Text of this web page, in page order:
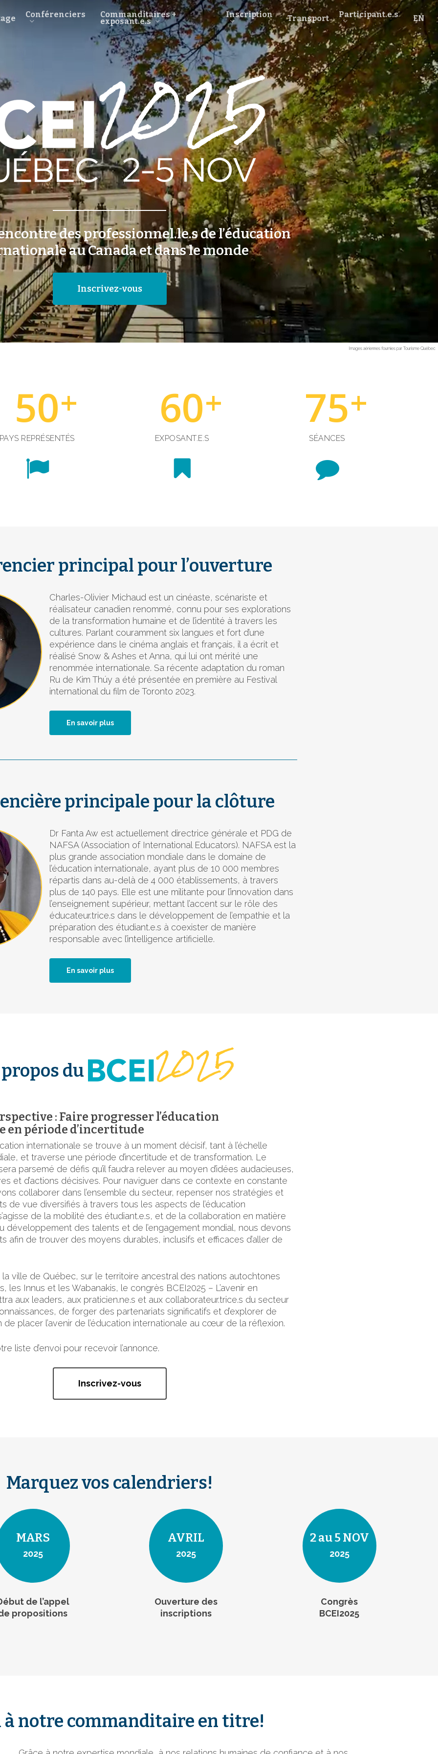
Conférenciers Commanditaires +
exposant.e.s
Inscription Transport Participant.e.s EN
des professionnel.le.s de l’éducation
au Canada et dans le monde
Inscrivez-vous
Images aériennes fournies par Tourisme Québec
50+
REPRÉSENTÉS
60+
EXPOSANT.E.S
75+
SÉANCES
principal pour l’ouverture
Charles-Olivier Michaud est un cinéaste, scénariste et
réalisateur canadien renommé, connu pour ses explorations
de la transformation humaine et de l’identité à travers les
cultures. Parlant couramment six langues et fort d’une
expérience dans le cinéma anglais et français, il a écrit et
réalisé Snow & Ashes et Anna, qui lui ont mérité une
renommée internationale. Sa récente adaptation du roman
Ru de Kim Thúy a été présentée en première au Festival
international du film de Toronto 2023.
En savoir plus
principale pour la clôture
Dr Fanta Aw est actuellement directrice générale et PDG de
NAFSA (Association of International Educators). NAFSA est la
plus grande association mondiale dans le domaine de
l’éducation internationale, ayant plus de 10 000 membres
répartis dans au-delà de 4 000 établissements, à travers
plus de 140 pays. Elle est une militante pour l’innovation dans
l’enseignement supérieur, mettant l’accent sur le rôle des
éducateur.trice.s dans le développement de l’empathie et la
préparation des étudiant.e.s à coexister de manière
responsable avec l’intelligence artificielle.
En savoir plus
du
: Faire progresser l’éducation
période d’incertitude
internationale se trouve à un moment décisif, tant à l’échelle
et traverse une période d’incertitude et de transformation. Le
parsemé de défis qu’il faudra relever au moyen d’idées audacieuses,
et d’actions décisives. Pour naviguer dans ce contexte en constante
collaborer dans l’ensemble du secteur, repenser nos stratégies et
de vue diversifiés à travers tous les aspects de l’éducation
de la mobilité des étudiant.e.s, et de la collaboration en matière
développement des talents et de l’engagement mondial, nous devons
afin de trouver des moyens durables, inclusifs et efficaces d’aller de
ville de Québec, sur le territoire ancestral des nations autochtones
les Innus et les Wabanakis, le congrès BCEI2025 – L’avenir en
aux leaders, aux praticien.ne.s et aux collaborateur.trice.s du secteur
de forger des partenariats significatifs et d’explorer de
placer l’avenir de l’éducation internationale au cœur de la réflexion.
liste d’envoi pour recevoir l’annonce.
Inscrivez-vous
Marquez vos calendriers!
MARS
2025
de l’appel
propositions
AVRIL
2025
Ouverture des
inscriptions
2 au 5 NOV
2025
Congrès
BCEI2025
à notre commanditaire en titre!